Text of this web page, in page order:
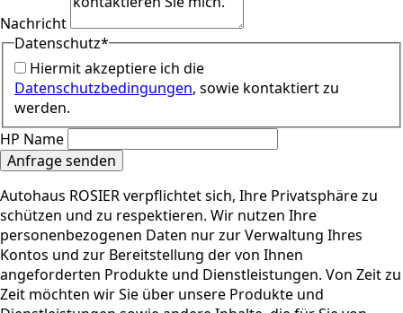
Nachricht
Datenschutz*
Hiermit akzeptiere ich die
Datenschutzbedingungen, sowie kontaktiert zu
werden.
HP Name
Anfrage senden
Autohaus ROSIER verpflichtet sich, Ihre Privatsphäre zu
schützen und zu respektieren. Wir nutzen Ihre
personenbezogenen Daten nur zur Verwaltung Ihres
Kontos und zur Bereitstellung der von Ihnen
angeforderten Produkte und Dienstleistungen. Von Zeit zu
Zeit möchten wir Sie über unsere Produkte und